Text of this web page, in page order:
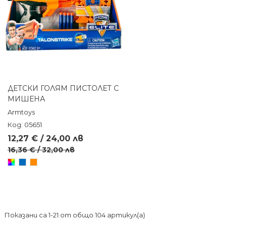
Бърз преглед
ДЕТСКИ ГОЛЯМ ПИСТОЛЕТ С
МИШЕНА
Armtoys
Код: 05651
12,27 € / 24,00 лв
16,36 € / 32,00 лв
Произволен/
Показани са 1-21 от общо 104 артикул(а)